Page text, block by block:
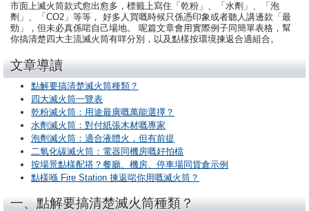
市面上滅火筒款式愈出愈多，標籤上寫住「乾粉」、「水劑」、「泡
劑」、「CO2」等等， 好多人買嘅時候只係憑印象或者聽人講邊款「最
勁」，但未必真係啱自己場地。 呢篇文章會用實際例子同簡單表格，幫
你搞清楚四大主流滅火筒有咩分別，以及點樣按環境揀返合適組合。
文章導讀
點解要搞清楚滅火筒種類？
四大滅火筒一覽表
乾粉滅火筒：用途最廣嘅萬能選擇？
水劑滅火筒：對付紙張木材嘅專家
泡劑滅火筒：適合液體火，但有前提
二氧化碳滅火筒：電器同機房嘅好拍檔
按場景點樣配搭？餐廳、機房、停車場同貨倉示例
點樣喺 Fire Station 揀返啱你用嘅滅火筒？
一、點解要搞清楚滅火筒種類？